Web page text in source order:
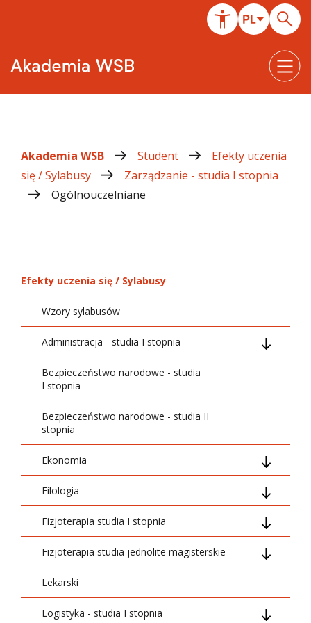
Akademia WSB Student
Efekty uczenia
się / Sylabusy
Zarządzanie - studia I stopnia
Ogólnouczelniane
Efekty uczenia się / Sylabusy
Wzory sylabusów
Administracja - studia I stopnia
01_Ogólnouczelniane
02_Podstawowe
03_Kierunkowe
05_Swobodny wybór
06_Dyplomowanie
07_Szkolenia i praktyki
Bezpieczeństwo narodowe - studia
I stopnia
Bezpieczeństwo narodowe - studia II
stopnia
Ekonomia
Ogólnouczelniane
Podstawowe
Kierunkowe
Specjalizacyjny
Przedmioty swobodnego wyboru
Filologia
Grupa treści ogólnouczelnianych
Grupa treści podstawowych
Grupa treści kierunkowych
Moduł specjalizacyjny
Fizjoterapia studia I stopnia
01_Ogólnouczelniane
02_Podstawowe
03_Kierunkowe
Fizjoterapia studia jednolite magisterskie
01 Grupa treści ogólnouczelnianych
02 Podstawowe nauki medyczne
Lekarski
Logistyka - studia I stopnia